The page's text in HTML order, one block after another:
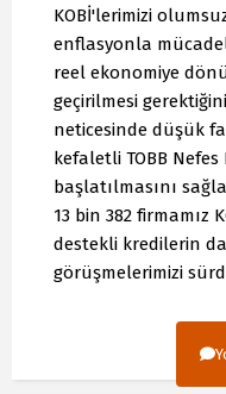
KOBİ'lerimizi
enflasyonla
reel ekonomiye
geçirilmesi
neticesinde düşük
kefaletli TOBB
başlatılmasını
13 bin 382 firmamız
destekli kredilerin
görüşmelerimizi